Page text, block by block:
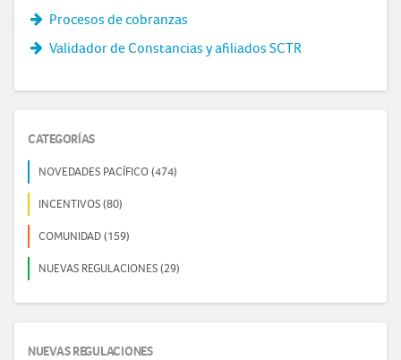
Procesos de cobranzas
Validador de Constancias y afiliados SCTR
CATEGORÍAS
NOVEDADES PACÍFICO (474)
INCENTIVOS (80)
COMUNIDAD (159)
NUEVAS REGULACIONES (29)
NUEVAS REGULACIONES